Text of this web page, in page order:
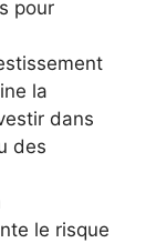
pour
la
dans
des
le risque